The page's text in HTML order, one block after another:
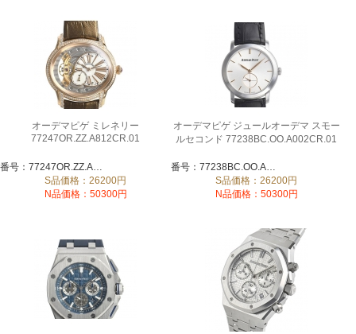
オーデマピゲ ミレネリー
77247OR.ZZ.A812CR.01
番号：77247OR.ZZ.A812CR.01
S品価格：26200円
N品価格：50300円
オーデマピゲ ジュールオーデマ スモー
ルセコンド 77238BC.OO.A002CR.01
番号：77238BC.OO.A002CR.01
S品価格：26200円
N品価格：50300円